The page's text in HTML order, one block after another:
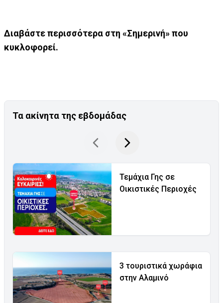
Διαβάστε περισσότερα στη «Σημερινή» που
κυκλοφορεί.
Τα ακίνητα της εβδομάδας
Τεμάχια Γης σε
Οικιστικές Περιοχές
3 τουριστικά χωράφια
στην Αλαμινό